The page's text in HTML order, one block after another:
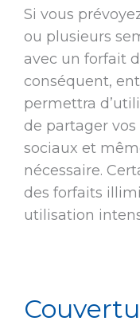
Si vous
ou plusieurs
avec un forfait
conséquent,
permettra
de partager
sociaux et
nécessaire.
des forfaits
utilisation